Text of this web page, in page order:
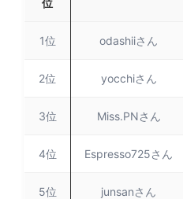
1位 odashiiさん
2位 yocchiさん
3位 Miss.PNさん
4位 Espresso725さん
5位 junsanさん